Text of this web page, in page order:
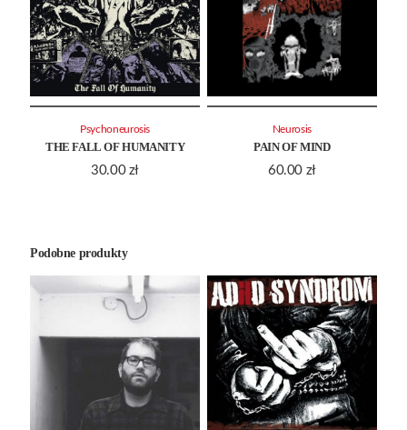
THE FALL OF HUMANITY
30.00 zł
Psychoneurosis
PAIN OF MIND
60.00 zł
Neurosis
Podobne produkty